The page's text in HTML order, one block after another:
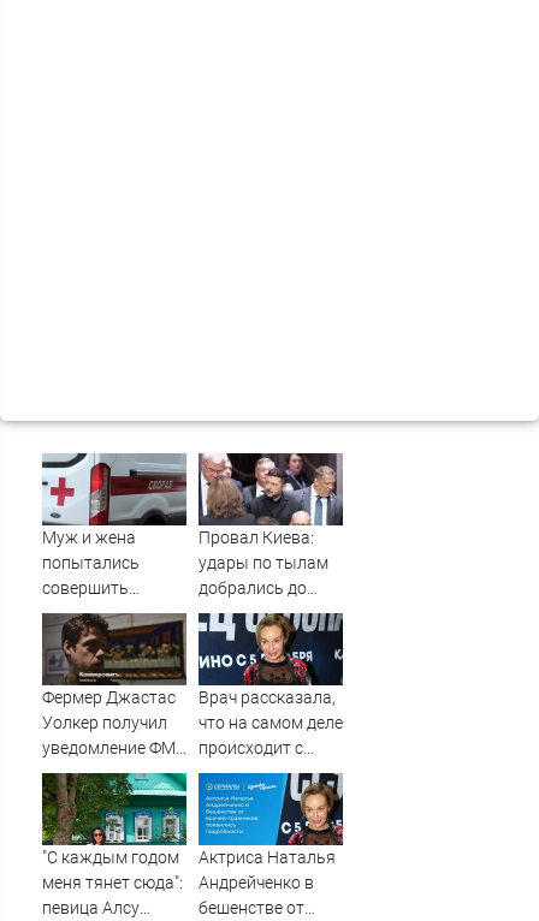
Муж и жена
попытались
совершить
суицид,
предупредив
оперативные
службы
Провал Киева:
удары по тылам
добрались до
Зеленского
быстрее, чем до
России
Фермер Джастас
Уолкер получил
уведомление ФМС
о депортации из
России
Врач рассказала,
что на самом деле
происходит с
актрисой
Натальей
Андрейченко
"С каждым годом
меня тянет сюда":
певица Алсу
Актриса Наталья
Андрейченко в
бешенстве от